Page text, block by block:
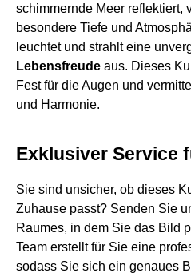
schimmernde Meer reflektiert,
besondere Tiefe und
leuchtet und strahlt eine
Lebensfreude aus. Dieses
Fest für die Augen und
und Harmonie.
Exklusiver Service
Sie sind unsicher, ob dieses
Zuhause passt? Senden Sie
Raumes, in dem Sie das Bild
Team erstellt für Sie eine
sodass Sie sich ein genaues